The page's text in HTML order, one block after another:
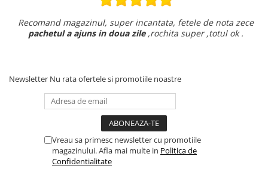
Recomand magazinul, super incantata, fetele de nota zece
pachetul a ajuns in doua zile,rochita super ,totul ok .
Newsletter Nu rata ofertele si promotiile noastre
Vreau sa primesc newsletter cu promotiile
magazinului. Afla mai multe in Politica de
Confidentialitate